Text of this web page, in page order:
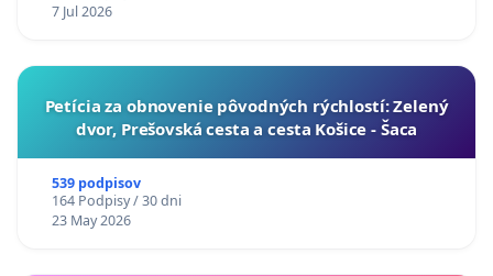
7 Jul 2026
​Petícia za obnovenie pôvodných rýchlostí: Zelený
dvor, Prešovská cesta a cesta Košice - Šaca
539 podpisov
164 Podpisy / 30 dni
23 May 2026